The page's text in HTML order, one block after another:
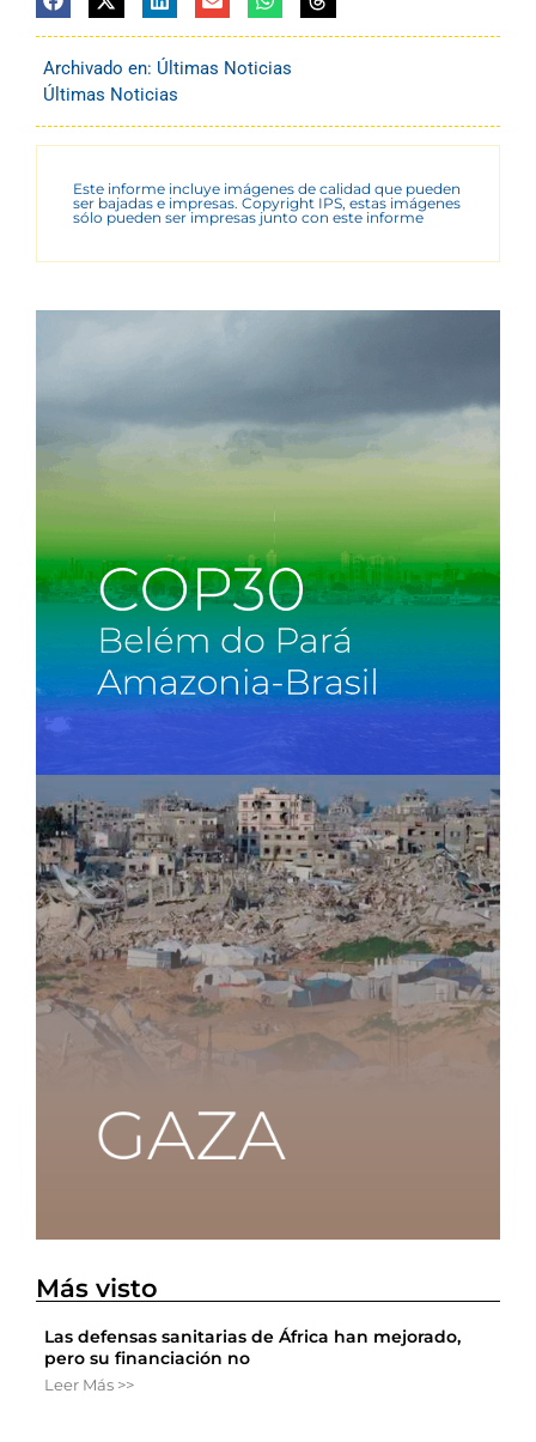
Archivado en: Últimas Noticias
Últimas Noticias
Este informe incluye imágenes de calidad que pueden
ser bajadas e impresas. Copyright IPS, estas imágenes
sólo pueden ser impresas junto con este informe
Más visto
Las defensas sanitarias de África han mejorado,
pero su financiación no
Leer Más >>